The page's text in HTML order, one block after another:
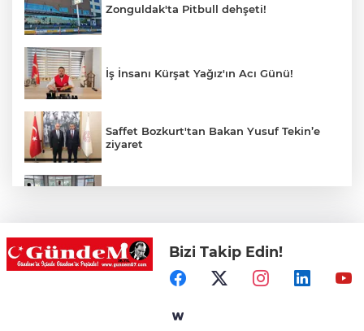
Zonguldak'ta Pitbull dehşeti!
İş İnsanı Kürşat Yağız'ın Acı Günü!
Saffet Bozkurt'tan Bakan Yusuf Tekin’e
ziyaret
Ülkü Ocakları Devrek'ten örnek sosyal
sorumluluk
Bizi Takip Edin!